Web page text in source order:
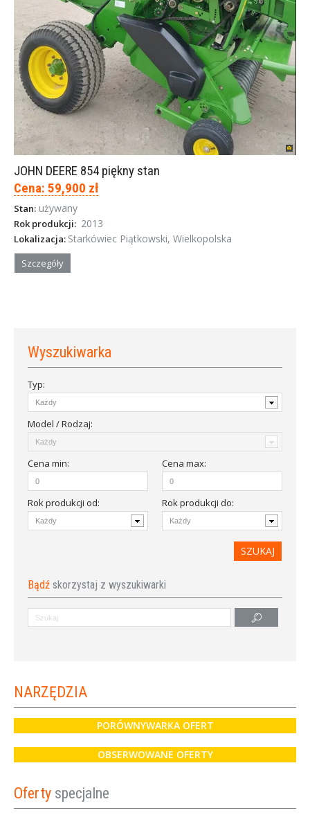
JOHN DEERE 854 piękny stan
Cena: 59,900 zł
Stan: używany
Rok produkcji: 2013
Lokalizacja: Starkówiec Piątkowski, Wielkopolska
Szczegóły
Wyszukiwarka
Typ:
Model / Rodzaj:
Cena min: Cena max:
Rok produkcji od: Rok produkcji do:
Bądź skorzystaj z wyszukiwarki
NARZĘDZIA
PORÓWNYWARKA OFERT
OBSERWOWANE OFERTY
Oferty specjalne